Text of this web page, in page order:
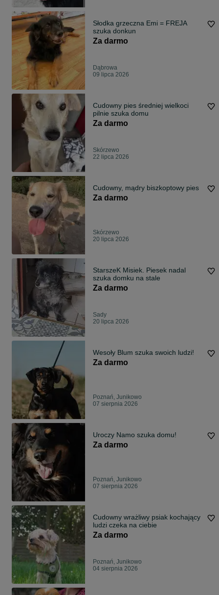
Słodka grzeczna Emi = FREJA
szuka donkun
Za darmo
Dąbrowa
09 lipca 2026
Cudowny pies średniej wielkoci
pilnie szuka domu
Za darmo
Skórzewo
22 lipca 2026
Cudowny, mądry biszkoptowy pies
Za darmo
Skórzewo
20 lipca 2026
StarszeK Misiek. Piesek nadal
szuka domku na stale
Za darmo
Sady
20 lipca 2026
Wesoły Blum szuka swoich ludzi!
Za darmo
Poznań, Junikowo
07 sierpnia 2026
Uroczy Namo szuka domu!
Za darmo
Poznań, Junikowo
07 sierpnia 2026
Cudowny wrażliwy psiak kochający
ludzi czeka na ciebie
Za darmo
Poznań, Junikowo
04 sierpnia 2026